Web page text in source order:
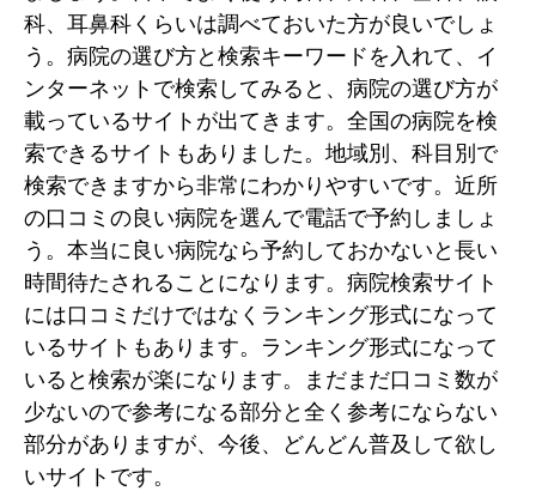
科、耳鼻科くらいは調べておいた方が良いでしょ
う。病院の選び方と検索キーワードを入れて、イ
ンターネットで検索してみると、病院の選び方が
載っているサイトが出てきます。全国の病院を検
索できるサイトもありました。地域別、科目別で
検索できますから非常にわかりやすいです。近所
の口コミの良い病院を選んで電話で予約しましょ
う。本当に良い病院なら予約しておかないと長い
時間待たされることになります。病院検索サイト
には口コミだけではなくランキング形式になって
いるサイトもあります。ランキング形式になって
いると検索が楽になります。まだまだ口コミ数が
少ないので参考になる部分と全く参考にならない
部分がありますが、今後、どんどん普及して欲し
いサイトです。